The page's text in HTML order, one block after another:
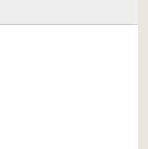
伊勢国分寺跡、山越知
遺跡、茶山遺跡、寺前
跡、中ノ広B 遺跡、井尻
遺跡、佐八藤波遺跡、